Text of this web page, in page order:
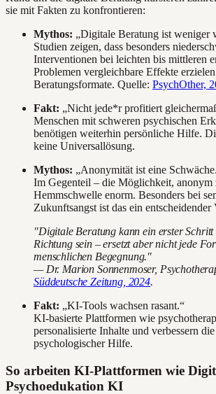
sie mit Fakten zu konfrontieren:
Mythos: „Digitale Beratung ist weniger
Studien zeigen, dass besonders
Interventionen bei leichten bis mittleren
Problemen vergleichbare Effekte
Beratungsformate. Quelle: PsychOther,
Fakt: „Nicht jede*r profitiert
Menschen mit schweren psychischen
benötigen weiterhin persönliche Hilfe.
keine Universallösung.
Mythos: „Anonymität ist eine
Im Gegenteil – die Möglichkeit, anonym
Hemmschwelle enorm. Besonders bei
Zukunftsangst ist das ein entscheidender
"Digitale Beratung kann ein erster
Richtung sein – ersetzt aber nicht jede
menschlichen Begegnung."
— Dr. Marion Sonnenmoser,
Süddeutsche Zeitung, 2024.
Fakt: „KI-Tools wachsen rasant.“
KI-basierte Plattformen wie
personalisierte Inhalte und verbessern
psychologischer Hilfe.
So arbeiten KI-Plattformen wie
Psychoedukation KI